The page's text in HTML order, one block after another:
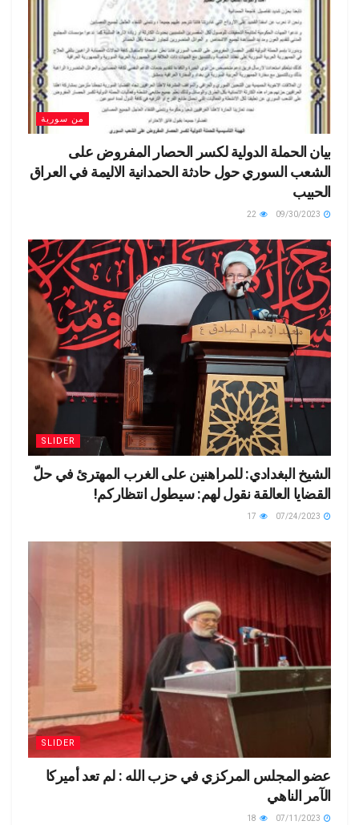
من سورية
بيان الحملة الدولية لكسر الحصار المفروض على
الشعب السوري حول حادثة الحمدانية الاليمة في العراق
الحبيب
SLIDER
الشيخ البغدادي: للمراهنين على الغرب المهترئ في حلّ
القضايا العالقة نقول لهم: سيطول انتظاركم!
SLIDER
عضو المجلس المركزي في حزب الله : لم تعد أميركا
الآمر الناهي